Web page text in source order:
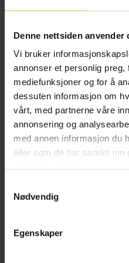
Denne nettsiden anvender
Vi bruker
annonser et personlig
mediefunksjoner og for å
dessuten informasjon om
vårt, med partnerne våre
annonsering og
med annen informasjon du
eller som de har samlet inn
Nødvendig
Egenskaper
Helse- og
EU/
Forbruker-,